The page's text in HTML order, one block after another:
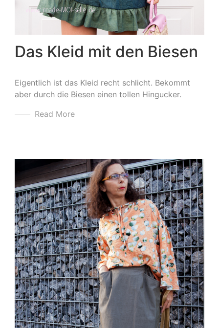
Das Kleid mit den Biesen
Eigentlich ist das Kleid recht schlicht. Bekommt
aber durch die Biesen einen tollen Hingucker.
Read More